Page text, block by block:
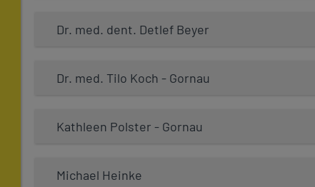
Dr. med. dent. Detlef Beyer
Dr. med. Tilo Koch - Gornau
Kathleen Polster - Gornau
Michael Heinke